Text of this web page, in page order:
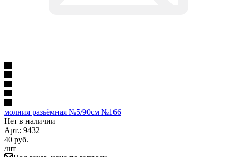
молния разьёмная №5/90см №166
Нет в наличии
Арт.: 9432
40 руб.
/шт